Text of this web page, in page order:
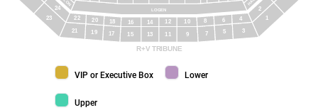
1
2
3
4
5
6
7
8
9
10
11
12
13
14
15
16
17
18
19
20
21
22
23
24 LOGEN
R+V TRIBUNE
VIP or Executive Box color
VIP or Executive Box Lower color
Lower
Upper color
Upper